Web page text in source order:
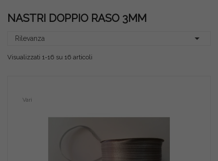
NASTRI DOPPIO RASO 3MM
Rilevanza 
Visualizzati 1-16 su 16 articoli
Vari